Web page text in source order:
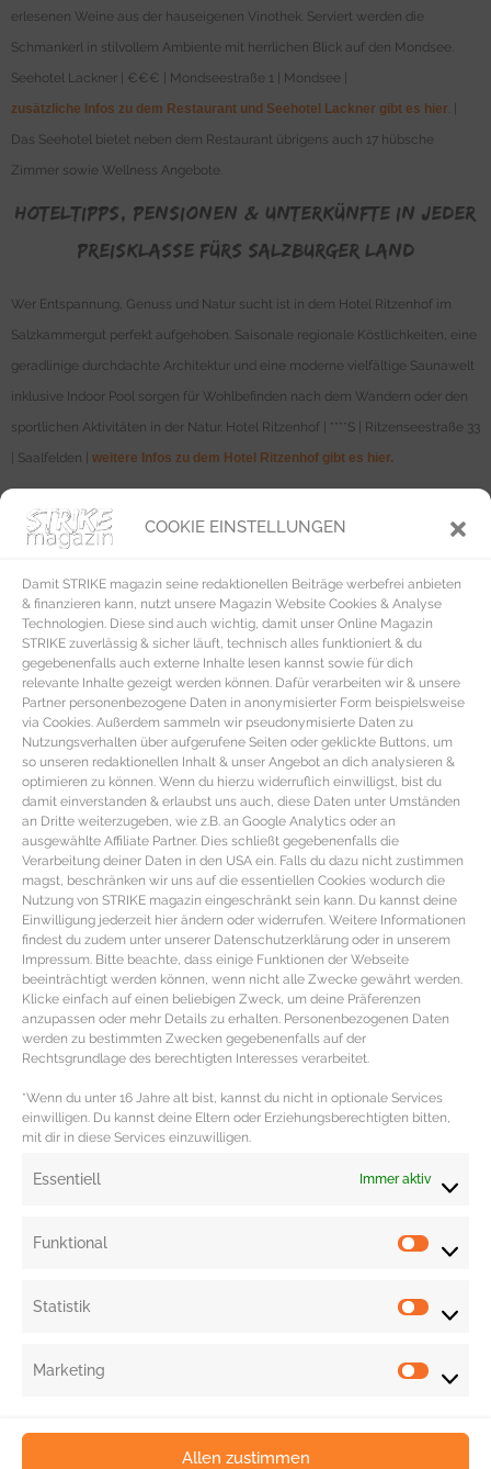
COOKIE EINSTELLUNGEN
Damit STRIKE magazin seine redaktionellen Beiträge werbefrei anbieten
& finanzieren kann, nutzt unsere Magazin Website Cookies & Analyse
Technologien. Diese sind auch wichtig, damit unser Online Magazin
STRIKE zuverlässig & sicher läuft, technisch alles funktioniert & du
gegebenenfalls auch externe Inhalte lesen kannst sowie für dich
relevante Inhalte gezeigt werden können. Dafür verarbeiten wir & unsere
Partner personenbezogene Daten in anonymisierter Form beispielsweise
via Cookies. Außerdem sammeln wir pseudonymisierte Daten zu
Nutzungsverhalten über aufgerufene Seiten oder geklickte Buttons, um
so unseren redaktionellen Inhalt & unser Angebot an dich analysieren &
optimieren zu können. Wenn du hierzu widerruflich einwilligst, bist du
damit einverstanden & erlaubst uns auch, diese Daten unter Umständen
an Dritte weiterzugeben, wie z.B. an Google Analytics oder an
ausgewählte Affiliate Partner. Dies schließt gegebenenfalls die
Verarbeitung deiner Daten in den USA ein. Falls du dazu nicht zustimmen
magst, beschränken wir uns auf die essentiellen Cookies wodurch die
Nutzung von STRIKE magazin eingeschränkt sein kann. Du kannst deine
Einwilligung jederzeit hier ändern oder widerrufen. Weitere Informationen
findest du zudem unter unserer Datenschutzerklärung oder in unserem
Impressum. Bitte beachte, dass einige Funktionen der Webseite
beeinträchtigt werden können, wenn nicht alle Zwecke gewährt werden.
Klicke einfach auf einen beliebigen Zweck, um deine Präferenzen
anzupassen oder mehr Details zu erhalten. Personenbezogenen Daten
werden zu bestimmten Zwecken gegebenenfalls auf der
Rechtsgrundlage des berechtigten Interesses verarbeitet.
*Wenn du unter 16 Jahre alt bist, kannst du nicht in optionale Services
einwilligen. Du kannst deine Eltern oder Erziehungsberechtigten bitten,
mit dir in diese Services einzuwilligen.
Essentiell Immer aktiv
Funktional
Statistik
Marketing
Allen zustimmen
erlesenen Weine aus der hauseigenen Vinothek. Serviert werden die
Schmankerl in stilvollem Ambiente mit herrlichen Blick auf den Mondsee.
Seehotel Lackner | €€€ | Mondseestraße 1 | Mondsee |
zusätzliche Infos zu dem Restaurant und Seehotel Lackner gibt es hier
Das Seehotel bietet neben dem Restaurant übrigens auch 17 hübsche
Zimmer sowie Wellness Angebote.
Hoteltipps, Pensionen & Unterkünfte in jeder
Preisklasse fürs Salzburger Land
Wer Entspannung, Genuss und Natur sucht ist in dem Hotel Ritzenhof im
Salzkammergut perfekt aufgehoben. Saisonale regionale Köstlichkeiten, eine
geradlinige durchdachte Architektur und eine moderne vielfältige Saunawelt
inklusive Indoor Pool sorgen für Wohlbefinden nach dem Wandern oder den
sportlichen Aktivitäten in der Natur. Hotel Ritzenhof | ****S | Ritzenseestraße 33
| Saalfelden | weitere Infos zu dem Hotel Ritzenhof gibt es hier.
Interior im rustikalen Look sowie kulinarischen Delikatessen der Alpen-Adria-
Freizeitaktivitäten. Zudem bietet das Hotel Erholung pur mit seiner
Saunawelt, Außenpool und Wellbeing Anwendungen plus hoteleigenem
Badesteg am Wolfgangsee. Der Stroblerhof ist zentral in der Altstadt von
Strobel und in fußläufiger Entfernung zum idyllischen Wolfgangsee gelegen.
Hotel Strobler Hof | **** | Ischlerstraße 16 | Strobl |
zusätzliche Infos zum Strobler Hof gibt es hier.
Das legendäre Romantik Hotel Im Weissen Rössl ist mit seiner über
500jährigen Geschichte eine Institution im Salzkammergut. Pittoresk gelegen
direkt am Wolfgangsee mit der Bergkulisse im Hintergrund lädt das Weisse
Rössl zu erholsamen Urlaubstagen ein und ist der ideale Ausgangsort für
erlebnisreiche Ausflugsziele. Zudem verwöhnen zwei Restaurants mit
österreichischen Schmankerl den Gaumen und die über 1500qm große
Saunalandschaft inklusive Pool sorgt für die perfekte Entspannung. Hotel Im
Weissen Rössl am Wolfgangsee | **** | Markt 74 | Sankt Wolfgang |
mehr Infos über das Romantik Hotel Im Weissen Rössl gibt es hier.
Redaktion: Katja Reichgardt | Fotocredits: SalzburgerLand Tourismus (Bild 1:
Bergsee, Bild 2:Altstadt Salzburg,Bild 3: Jakobsweg von Au nach Lofer
Bild 4: Mountainbiketour Kaprun, Bild 5: Saalach)